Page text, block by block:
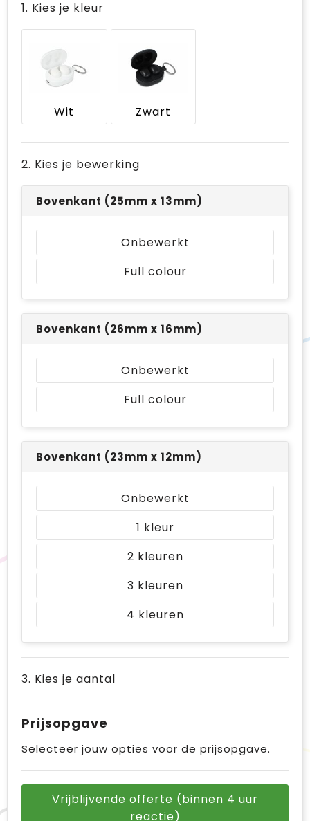
1. Kies je kleur
Wit Zwart
2. Kies je bewerking
Bovenkant (25mm x 13mm)
Onbewerkt
Full colour
Bovenkant (26mm x 16mm)
Onbewerkt
Full colour
Bovenkant (23mm x 12mm)
Onbewerkt
1
2
3
4
3. Kies je aantal
Prijsopgave
Selecteer jouw opties voor de prijsopgave.
Vrijblijvende offerte (binnen 4 uur
reactie)